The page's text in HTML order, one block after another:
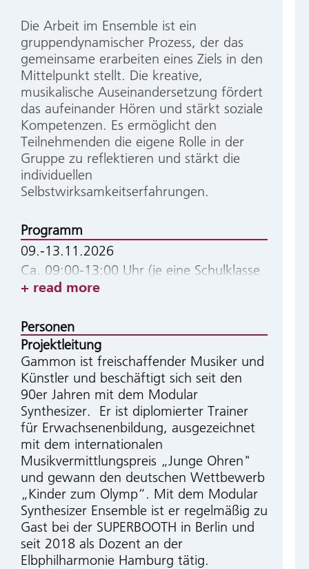
Die Arbeit im Ensemble ist ein
gruppendynamischer Prozess, der das
gemeinsame erarbeiten eines Ziels in den
Mittelpunkt stellt. Die kreative,
musikalische Auseinandersetzung fördert
das aufeinander Hören und stärkt soziale
Kompetenzen. Es ermöglicht den
Teilnehmenden die eigene Rolle in der
Gruppe zu reflektieren und stärkt die
individuellen
Selbstwirksamkeitserfahrungen.
Programm
09.-13.11.2026
Ca. 09:00-13:00 Uhr (je eine Schulklasse
pro Tag möglich)
read more
Personen
Projektleitung
Gammon ist freischaffender Musiker und
Künstler und beschäftigt sich seit den
90er Jahren mit dem Modular
Synthesizer. Er ist diplomierter Trainer
für Erwachsenenbildung, ausgezeichnet
mit dem internationalen
Musikvermittlungspreis „Junge Ohren"
und gewann den deutschen Wettbewerb
„Kinder zum Olymp“. Mit dem Modular
Synthesizer Ensemble ist er regelmäßig zu
Gast bei der SUPERBOOTH in Berlin und
seit 2018 als Dozent an der
Elbphilharmonie Hamburg tätig.